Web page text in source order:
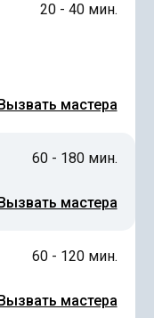
20 - 40 мин.
Вызвать мастера
60 - 180 мин.
Вызвать мастера
60 - 120 мин.
Вызвать мастера